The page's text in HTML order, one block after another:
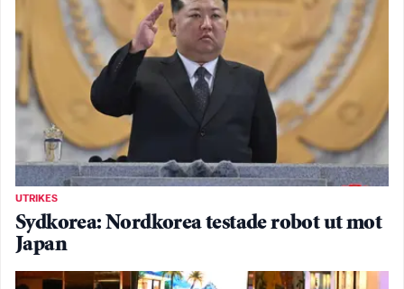
UTRIKES
Sydkorea: Nordkorea testade robot ut mot
Japan